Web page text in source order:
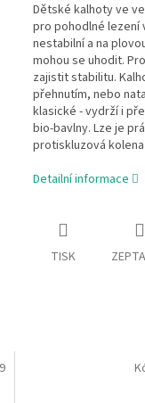
Dětské kalhoty ve
pro pohodlné lezení
nestabilní a na
mohou se uhodit.
zajistit stabilitu.
přehnutím, nebo
klasické - vydrží i
bio-bavlny. Lze je
protiskluzová
Detailní informace
TISK